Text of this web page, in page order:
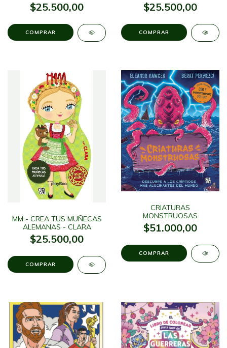
$25.500,00 $25.500,00
MM - CREA TUS MUÑECAS
ALEMANAS - CLARA
$25.500,00
CRIATURAS
MONSTRUOSAS
$51.000,00